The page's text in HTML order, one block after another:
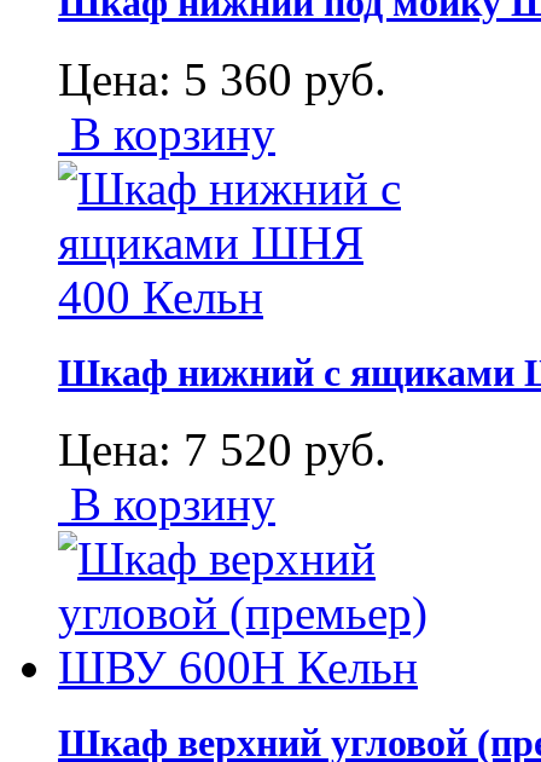
Цена: 5 360 руб.
В корзину
Шкаф нижний с ящиками
Цена: 7 520 руб.
В корзину
Шкаф верхний угловой